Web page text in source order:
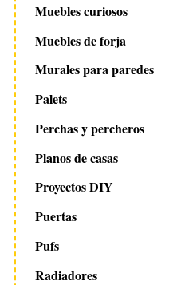
Muebles curiosos
Muebles de forja
Murales para paredes
Palets
Perchas y percheros
Planos de casas
Proyectos DIY
Puertas
Pufs
Radiadores